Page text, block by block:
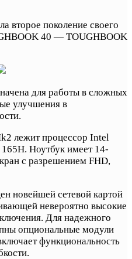
второе поколение своего
40 — TOUGHBOOK
для работы в сложных
улучшения в
лежит процессор Intel
Ноутбук имеет 14-
с разрешением FHD,
новейшей сетевой картой
невероятно высокие
Для надежного
опциональные модули
функциональность